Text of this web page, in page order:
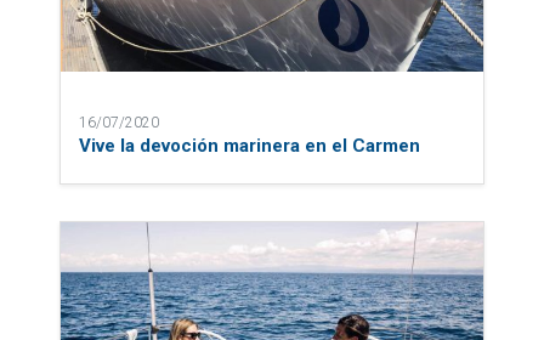
16/07/2020
Vive la devoción marinera en el Carmen